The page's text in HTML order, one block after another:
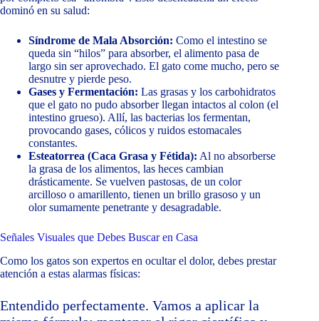
dominó en su salud:
Síndrome de Mala Absorción: Como el intestino se
queda sin “hilos” para absorber, el alimento pasa de
largo sin ser aprovechado. El gato come mucho, pero se
desnutre y pierde peso.
Gases y Fermentación: Las grasas y los carbohidratos
que el gato no pudo absorber llegan intactos al colon (el
intestino grueso). Allí, las bacterias los fermentan,
provocando gases, cólicos y ruidos estomacales
constantes.
Esteatorrea (Caca Grasa y Fétida): Al no absorberse
la grasa de los alimentos, las heces cambian
drásticamente. Se vuelven pastosas, de un color
arcilloso o amarillento, tienen un brillo grasoso y un
olor sumamente penetrante y desagradable.
Señales Visuales que Debes Buscar en Casa
Como los gatos son expertos en ocultar el dolor, debes prestar
atención a estas alarmas físicas:
Entendido perfectamente. Vamos a aplicar la